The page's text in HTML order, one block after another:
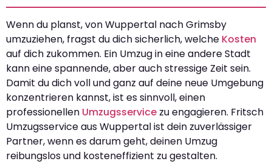
Wenn du planst, von Wuppertal nach Grimsby
umzuziehen, fragst du dich sicherlich, welche Kosten
auf dich zukommen. Ein Umzug in eine andere Stadt
kann eine spannende, aber auch stressige Zeit sein.
Damit du dich voll und ganz auf deine neue Umgebung
konzentrieren kannst, ist es sinnvoll, einen
professionellen Umzugsservice zu engagieren. Fritsch
Umzugsservice aus Wuppertal ist dein zuverlässiger
Partner, wenn es darum geht, deinen Umzug
reibungslos und kosteneffizient zu gestalten.